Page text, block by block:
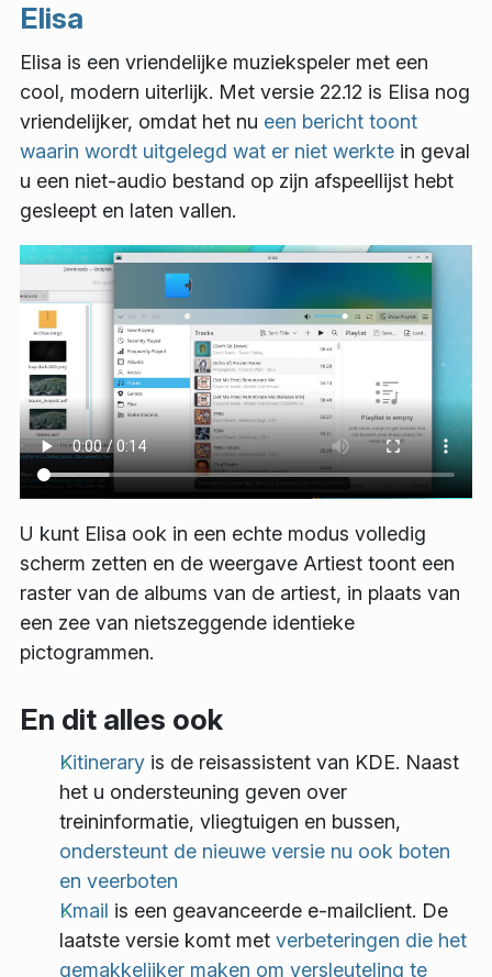
Elisa
Elisa is een vriendelijke muziekspeler met een
cool, modern uiterlijk. Met versie 22.12 is Elisa nog
vriendelijker, omdat het nu een bericht toont
waarin wordt uitgelegd wat er niet werkte in geval
u een niet-audio bestand op zijn afspeellijst hebt
gesleept en laten vallen.
U kunt Elisa ook in een echte modus volledig
scherm zetten en de weergave Artiest toont een
raster van de albums van de artiest, in plaats van
een zee van nietszeggende identieke
pictogrammen.
En dit alles ook
Kitinerary is de reisassistent van KDE. Naast
het u ondersteuning geven over
treininformatie, vliegtuigen en bussen,
ondersteunt de nieuwe versie nu ook boten
en veerboten
Kmail is een geavanceerde e-mailclient. De
laatste versie komt met verbeteringen die het
gemakkelijker maken om versleuteling te